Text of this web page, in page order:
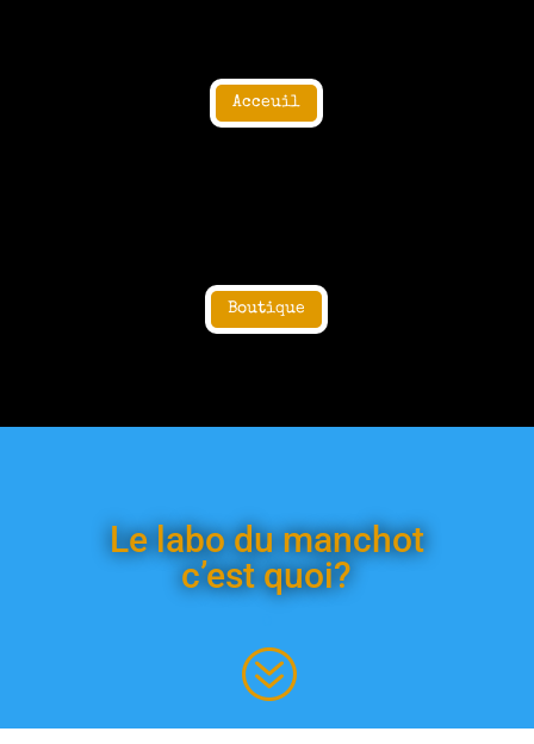
Acceuil
Boutique
Le labo du manchot
c’est quoi?
?